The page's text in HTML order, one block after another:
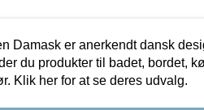
Damask er anerkendt dansk
du produkter til badet, bordet,
Klik her for at se deres udvalg.